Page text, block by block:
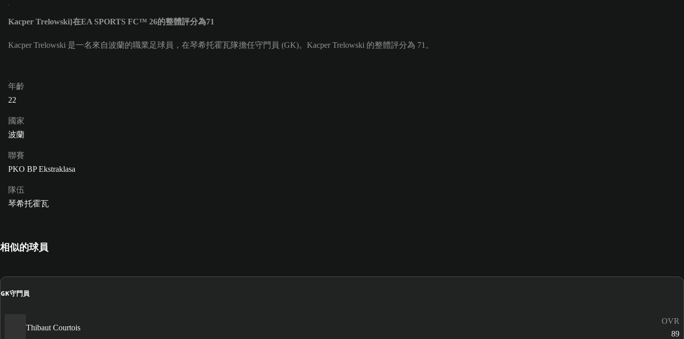
Kacper Trelowski}在EA SPORTS FC™ 26的整體評分為71
Kacper Trelowski 是一名來自波蘭的職業足球員，在琴希托霍瓦隊擔任守門員 (GK)。Kacper Trelowski 的整體評分為 71。
年齡
22
國家
波蘭
聯賽
PKO BP Ekstraklasa
隊伍
琴希托霍瓦
相似的球員
GK守門員
Thibaut Courtois
OVR
89